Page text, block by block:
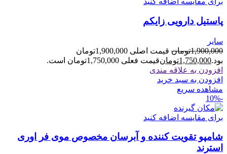
پاستیل دارویی زایکم
سایر
1,900,000تومان
قیمت اصلی 1,900,000تومان
بود.1,750,000تومانقیمت فعلی 1,750,000تومان است.
افزودن به علاقه مندی
افزودن به سبد خرید
مشاهده سریع
-10%
برای مقایسه اضافه کنید
شامپو تقویت کننده و آبرسان مخصوص موی فر اوری
استرند